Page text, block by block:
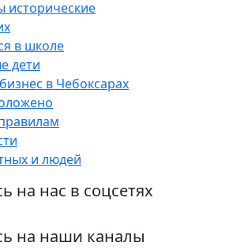
исторические
в школе
дети
в Чебоксарах
и людей
на нас в соцсетях
на наши каналы